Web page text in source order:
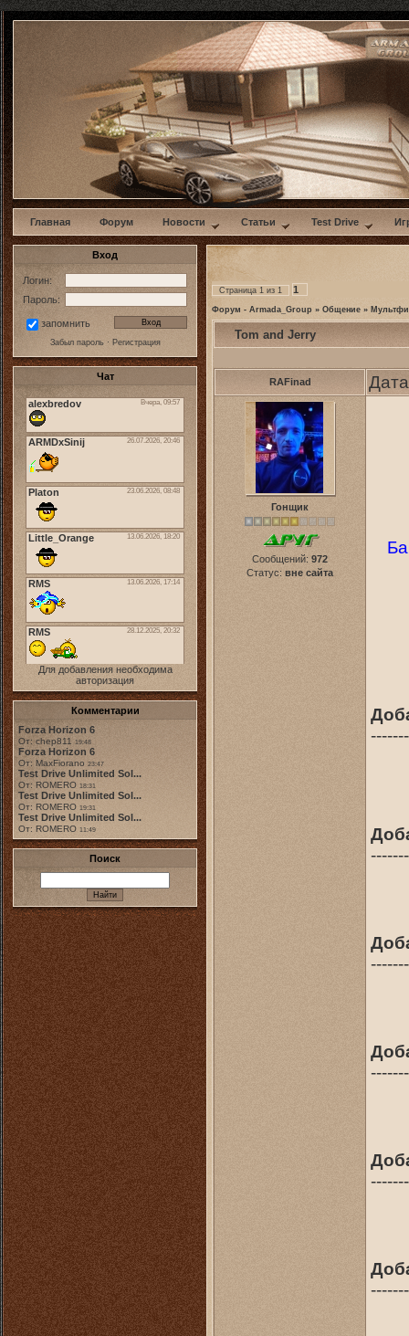
w
Главная Форум Новости Статьи Test Drive
Вход
Логин:
Пароль:
запомнить
Забыл пароль· Регистрация
Чат
Для добавления необходима
авторизация
Комментарии
Forza Horizon 6
От: chep811 19:48
Forza Horizon 6
От: MaxFiorano 23:47
Test Drive Unlimited Sol...
От: ROMERO 18:31
Test Drive Unlimited Sol...
От: ROMERO 19:31
Test Drive Unlimited Sol...
От: ROMERO 11:49
Поиск
Страница 1 из 1 1
Форум - Armada_Group » Общение »
Tom and Jerry
RAFinad
Гонщик
Сообщений: 972
Статус: вне сайта